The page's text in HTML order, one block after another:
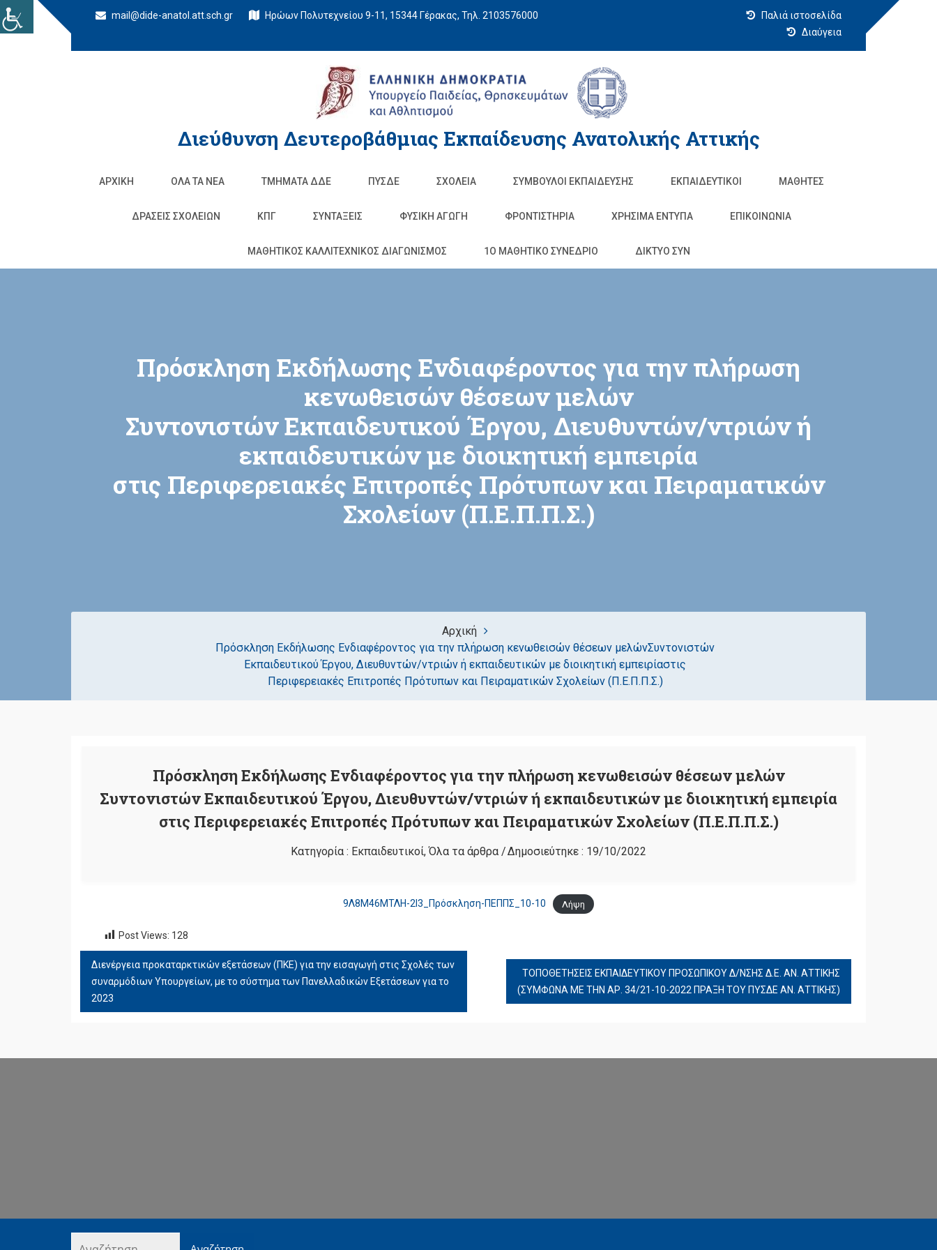
mail@dide-anatol.att.sch.gr Ηρώων Πολυτεχνείου 9-11, 15344 Γέρακας, Τηλ. 2103576000
Παλιά ιστοσελίδα
Διαύγεια
Διεύθυνση Δευτεροβάθμιας Εκπαίδευσης Ανατολικής Αττικής
ΑΡΧΙΚΉ ΌΛΑ ΤΑ ΝΈΑ ΤΜΉΜΑΤΑ ΔΔΕ ΠΥΣΔΕ ΣΧΟΛΕΊΑ ΣΥΜΒΟΥΛΟΙ ΕΚΠΑΙΔΕΥΣΗΣ ΕΚΠΑΙΔΕΥΤΙΚΟΊ ΜΑΘΗΤΈΣ
ΔΡΆΣΕΙΣ ΣΧΟΛΕΊΩΝ ΚΠΓ ΣΥΝΤΑΞΕΙΣ ΦΥΣΙΚΉ ΑΓΩΓΉ ΦΡΟΝΤΙΣΤΉΡΙΑ ΧΡΗΣΙΜΑ ΕΝΤΥΠΑ ΕΠΙΚΟΙΝΩΝΊΑ
ΜΑΘΗΤΙΚΟΣ ΚΑΛΛΙΤΕΧΝΙΚΟΣ ΔΙΑΓΩΝΙΣΜΟΣ 1O ΜΑΘΗΤΙΚΟ ΣΥΝΕΔΡΙΟ ΔΙΚΤΥΟ ΣΥΝ
Πρόσκληση Εκδήλωσης Ενδιαφέροντος για την πλήρωση
κενωθεισών θέσεων μελών
Συντονιστών Εκπαιδευτικού Έργου, Διευθυντών/ντριών ή
εκπαιδευτικών με διοικητική εμπειρία
στις Περιφερειακές Επιτροπές Πρότυπων και Πειραματικών
Σχολείων (Π.Ε.Π.Π.Σ.)
Αρχική
Πρόσκληση Εκδήλωσης Ενδιαφέροντος για την πλήρωση κενωθεισών θέσεων μελώνΣυντονιστών
Εκπαιδευτικού Έργου, Διευθυντών/ντριών ή εκπαιδευτικών με διοικητική εμπειρίαστις
Περιφερειακές Επιτροπές Πρότυπων και Πειραματικών Σχολείων (Π.Ε.Π.Π.Σ.)
Πρόσκληση Εκδήλωσης Ενδιαφέροντος για την πλήρωση κενωθεισών θέσεων μελών
Συντονιστών Εκπαιδευτικού Έργου, Διευθυντών/ντριών ή εκπαιδευτικών με διοικητική εμπειρία
στις Περιφερειακές Επιτροπές Πρότυπων και Πειραματικών Σχολείων (Π.Ε.Π.Π.Σ.)
Κατηγορία : Εκπαιδευτικοί,Όλα τα άρθρα /Δημοσιεύτηκε : 19/10/2022
9Λ8Μ46ΜΤΛΗ-2Ι3_Πρόσκληση-ΠΕΠΠΣ_10-10 Λήψη
Post Views: 128
ΠΛΟΉΓΗΣΗ
ΆΡΘΡΩΝ
Διενέργεια προκαταρκτικών εξετάσεων (ΠΚΕ) για την εισαγωγή στις Σχολές των
συναρμόδιων Υπουργείων, με το σύστημα των Πανελλαδικών Εξετάσεων για το
2023
ΤΟΠΟΘΕΤΗΣΕΙΣ ΕΚΠΑΙΔΕΥΤΙΚΟΥ ΠΡΟΣΩΠΙΚΟΥ Δ/ΝΣΗΣ Δ.Ε. ΑΝ. ΑΤΤΙΚΗΣ
(ΣΥΜΦΩΝΑ ΜΕ ΤΗΝ ΑΡ. 34/21-10-2022 ΠΡΑΞΗ ΤΟΥ ΠΥΣΔΕ ΑΝ. ΑΤΤΙΚΗΣ)